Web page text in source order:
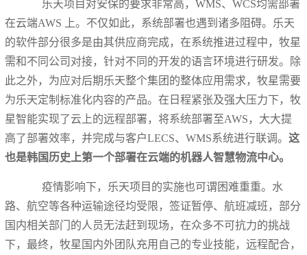
乐天项目对安保的要求非常高，WMS、WCS均需部署
在云端AWS 上。不仅如此，系统部署也遇到诸多阻碍。乐天
的软件部分很多是由其供应商完成，在系统推进过程中，牧星
需和不同公司对接，针对不同的开发的语言环境进行研发。除
此之外，为应对后期乐天整个集团的整体应用需求，牧星需要
为乐天定制标准化内容的产品。在日程紧张及强大压力下，牧
星智能实现了云上的远程部署，将系统部署至AWS，大大提
高了部署效率，并完成与客户LECS、WMS系统进行联调。这
也是韩国历史上第一个部署在云端的机器人智慧物流中心。
疫情影响下，乐天项目的实施也可谓困难重重。水
路、航空等各种运输途径均受限，签证暂停、航班减班，部分
国内相关部门的人员无法赶到现场 ，在众多不可抗力的挑战
下，最终，牧星国内外团队充用自己的专业技能，远程配合，